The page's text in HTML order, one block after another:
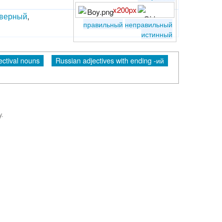
x200px
правильный неправильный
истинный
,
nouns
Russian adjectives with ending -ий